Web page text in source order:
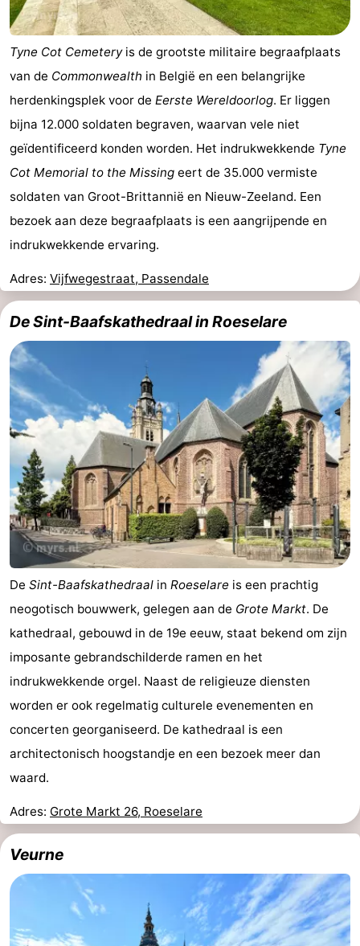
Tyne Cot Cemeteryis de grootste militaire begraafplaats
van de Commonwealth in België en een belangrijke
herdenkingsplek voor de Eerste Wereldoorlog. Er liggen
bijna 12.000 soldaten begraven, waarvan vele niet
geïdentificeerd konden worden. Het indrukwekkende Tyne
Cot Memorial to the Missing eert de 35.000 vermiste
soldaten van Groot-Brittannië en Nieuw-Zeeland. Een
bezoek aan deze begraafplaats is een aangrijpende en
indrukwekkende ervaring.
Adres: Vijfwegestraat, Passendale
De Sint-Baafskathedraal in Roeselare
De Sint-Baafskathedraal in Roeselare is een prachtig
neogotisch bouwwerk, gelegen aan de Grote Markt. De
kathedraal, gebouwd in de 19e eeuw, staat bekend om zijn
imposante gebrandschilderde ramen en het
indrukwekkende orgel. Naast de religieuze diensten
worden er ook regelmatig culturele evenementen en
concerten georganiseerd. De kathedraal is een
architectonisch hoogstandje en een bezoek meer dan
waard.
Adres: Grote Markt 26, Roeselare
Veurne